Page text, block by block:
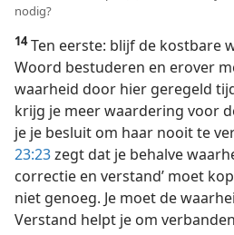
nodig?
14Ten eerste: blijf de kostbare
Woord bestuderen en erover
waarheid door hier geregeld
krijg je meer waardering voor
je je besluit om haar nooit te
23:23zegt dat je behalve
correctie en verstand’ moet
niet genoeg. Je moet de
Verstand helpt je om